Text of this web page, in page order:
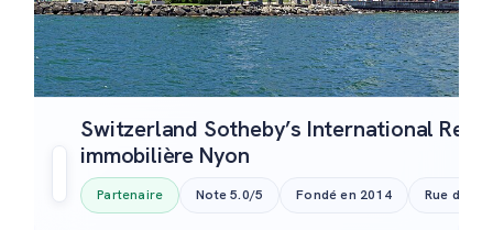
Switzerland Sotheby’s International
immobilière Nyon
Partenaire Note 5.0/5 Fondé en 2014 Rue de